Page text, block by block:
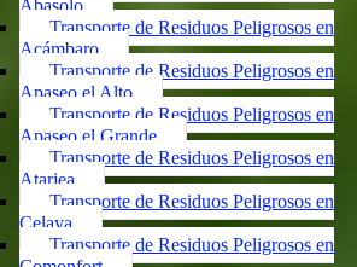
Abasolo
Transporte de Residuos Peligrosos en
Acámbaro
Transporte de Residuos Peligrosos en
Apaseo el Alto
Transporte de Residuos Peligrosos en
Apaseo el Grande
Transporte de Residuos Peligrosos en
Atarjea
Transporte de Residuos Peligrosos en
Celaya
Transporte de Residuos Peligrosos en